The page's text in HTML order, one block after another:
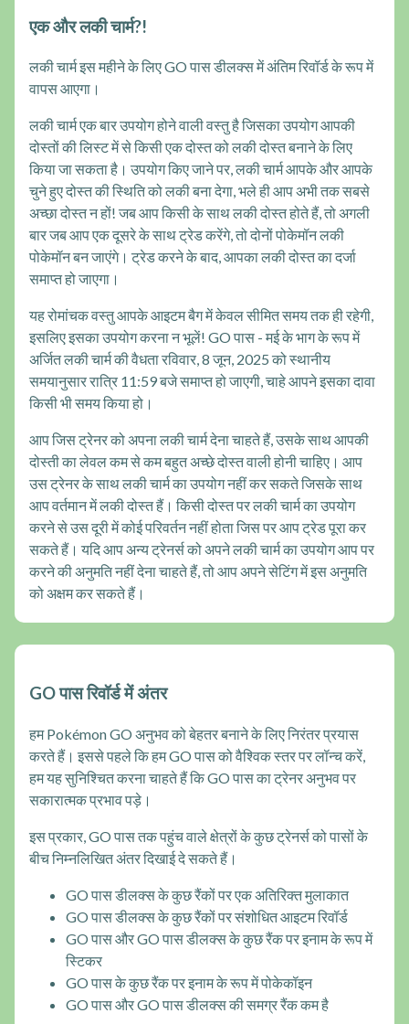
एक और लकी चार्म?!
लकी चार्म इस महीने के लिए GO पास डीलक्स में अंतिम रिवॉर्ड के रूप में
वापस आएगा।
लकी चार्म एक बार उपयोग होने वाली वस्तु है जिसका उपयोग आपकी
दोस्तों की लिस्ट में से किसी एक दोस्त को लकी दोस्त बनाने के लिए
किया जा सकता है। उपयोग किए जाने पर, लकी चार्म आपके और आपके
चुने हुए दोस्त की स्थिति को लकी बना देगा, भले ही आप अभी तक सबसे
अच्छा दोस्त न हों! जब आप किसी के साथ लकी दोस्त होते हैं, तो अगली
बार जब आप एक दूसरे के साथ ट्रेड करेंगे, तो दोनों पोकेमॉन लकी
पोकेमॉन बन जाएंगे। ट्रेड करने के बाद, आपका लकी दोस्त का दर्जा
समाप्त हो जाएगा।
यह रोमांचक वस्तु आपके आइटम बैग में केवल सीमित समय तक ही रहेगी,
इसलिए इसका उपयोग करना न भूलें! GO पास - मई के भाग के रूप में
अर्जित लकी चार्म की वैधता रविवार, 8 जून, 2025 को स्थानीय
समयानुसार रात्रि 11:59 बजे समाप्त हो जाएगी, चाहे आपने इसका दावा
किसी भी समय किया हो।
आप जिस ट्रेनर को अपना लकी चार्म देना चाहते हैं, उसके साथ आपकी
दोस्ती का लेवल कम से कम बहुत अच्छे दोस्त वाली होनी चाहिए। आप
उस ट्रेनर के साथ लकी चार्म का उपयोग नहीं कर सकते जिसके साथ
आप वर्तमान में लकी दोस्त हैं। किसी दोस्त पर लकी चार्म का उपयोग
करने से उस दूरी में कोई परिवर्तन नहीं होता जिस पर आप ट्रेड पूरा कर
सकते हैं। यदि आप अन्य ट्रेनर्स को अपने लकी चार्म का उपयोग आप पर
करने की अनुमति नहीं देना चाहते हैं, तो आप अपने सेटिंग में इस अनुमति
को अक्षम कर सकते हैं।
GO पास रिवॉर्ड में अंतर
हम Pokémon GO अनुभव को बेहतर बनाने के लिए निरंतर प्रयास
करते हैं। इससे पहले कि हम GO पास को वैश्विक स्तर पर लॉन्च करें,
हम यह सुनिश्चित करना चाहते हैं कि GO पास का ट्रेनर अनुभव पर
सकारात्मक प्रभाव पड़े।
इस प्रकार, GO पास तक पहुंच वाले क्षेत्रों के कुछ ट्रेनर्स को पासों के
बीच निम्नलिखित अंतर दिखाई दे सकते हैं।
GO पास डीलक्स के कुछ रैंकों पर एक अतिरिक्त मुलाकात
GO पास डीलक्स के कुछ रैंकों पर संशोधित आइटम रिवॉर्ड
GO पास और GO पास डीलक्स के कुछ रैंक पर इनाम के रूप में
स्टिकर
GO पास के कुछ रैंक पर इनाम के रूप में पोकेकॉइन
GO पास और GO पास डीलक्स की समग्र रैंक कम है